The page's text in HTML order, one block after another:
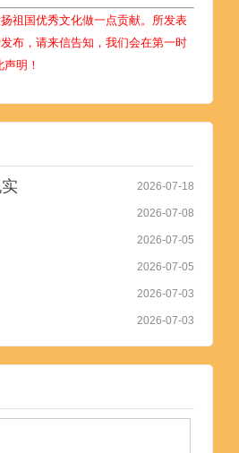
祖国优秀文化做一点贡献。所发表
布，请来信告知，我们会在第一时
明！
2026-07-18
2026-07-08
2026-07-05
2026-07-05
2026-07-03
2026-07-03